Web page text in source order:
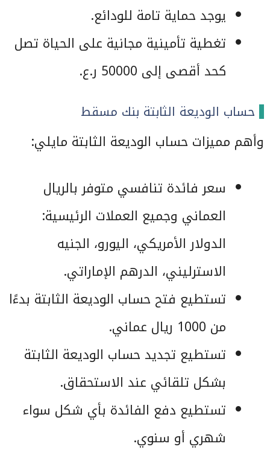
يوجد حماية تامة للودائع.
تغطية تأمينية مجانية على الحياة تصل
كحد أقصى إلى 50000 ر.ع.
حساب الوديعة الثابتة بنك مسقط
وأهم مميزات حساب الوديعة الثابتة مايلي:
سعر فائدة تنافسي متوفر بالريال
العماني وجميع العملات الرئيسية:
الدولار الأمريكي، اليورو، الجنيه
الاسترليني، الدرهم الإماراتي.
تستطيع فتح حساب الوديعة الثابتة بدءًا
من 1000 ريال عماني.
تستطيع تجديد حساب الوديعة الثابتة
بشكل تلقائي عند الاستحقاق.
تستطيع دفع الفائدة بأي شكل سواء
شهري أو سنوي.